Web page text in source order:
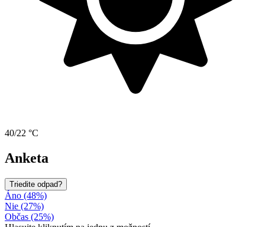
40/22 °C
Anketa
Triedite odpad?
Áno (48%)
Nie (27%)
Občas (25%)